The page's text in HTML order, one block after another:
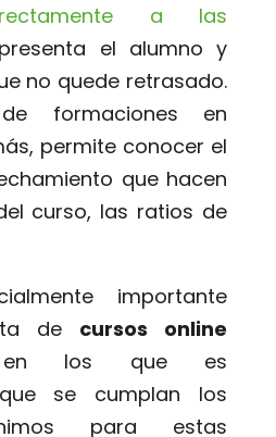
a las
el alumno y
no quede retrasado.
formaciones en
permite conocer el
que hacen
curso, las ratios de
importante
de cursos online
los que es
se cumplan los
para estas